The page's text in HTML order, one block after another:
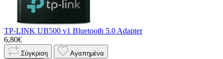
TP-LINK UB500 v1 Bluetooth 5.0 Adapter
6,80€
Σύγκριση Αγαπημένα